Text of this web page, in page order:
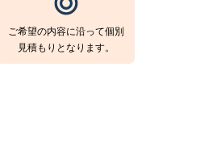
ご希望の内容に沿って個別
見積もりとなります。